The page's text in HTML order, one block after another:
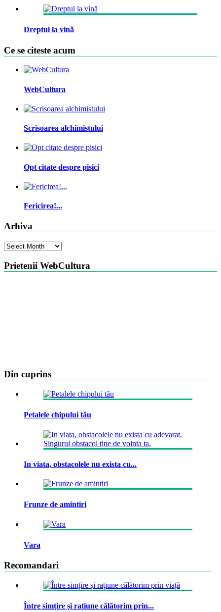
Dreptul la vină
Ce se citeste acum
WebCultura
Scrisoarea alchimistului
Opt citate despre pisici
Fericirea!...
Arhiva
Arhiva
Prietenii WebCultura
Din cuprins
Petalele chipului tău
In viata, obstacolele nu exista cu...
Frunze de amintiri
Vara
Recomandari
Între simțire și rațiune călătorim prin...